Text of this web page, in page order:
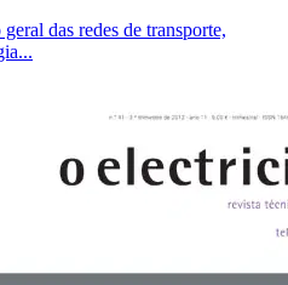
das redes de transporte,